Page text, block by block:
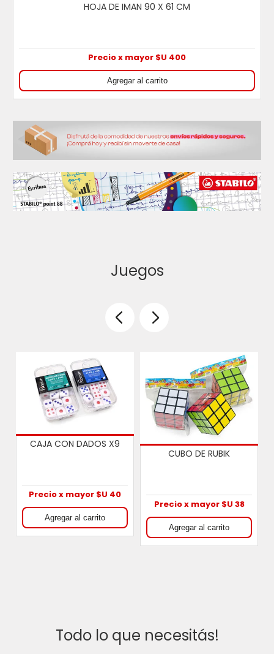
HOJA DE IMAN 90 X 61 CM
Precio x mayor $U 400
Juegos
CAJA CON DADOS X9
Precio x mayor $U 40
CUBO DE RUBIK
Precio x mayor $U 38
Todo lo que necesitás!